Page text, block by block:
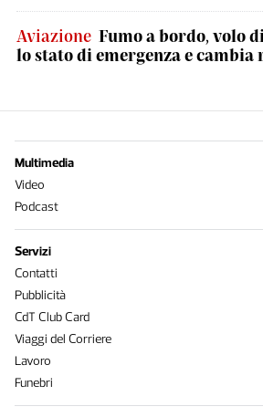
Aviazione Fumo a bordo, volo
lo stato di emergenza e cambia
Multimedia
Video
Podcast
Servizi
Contatti
Pubblicità
CdT Club Card
Viaggi del Corriere
Lavoro
Funebri